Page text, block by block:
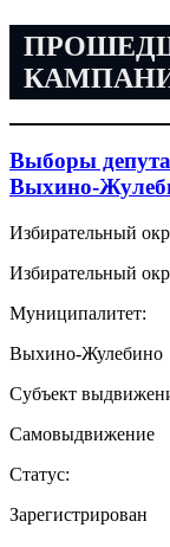
Выборы
Выхино-
Избирательный
Избирательный
Муниципалитет:
Выхино-Жулебино
Субъект
Самовыдвижение
Статус:
Зарегистрирован